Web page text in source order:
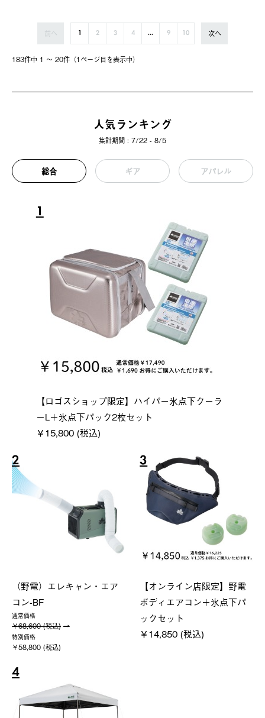
183件中 1 〜 20件（1ページ⽬を表⽰中）
前へ 1 2 3 4 ... 9 10 次へ
人気ランキング
集計期間 : 7/22 - 8/5
総合 ギア アパレル
1
【ロゴスショップ限定】ハイパー氷点下クーラ
ーL＋氷点下パック2枚セット
￥15,800 (税込)
2
（野電）エレキャン・エア
コン-BF
通常価格
￥68,600 (税込)
特別価格
￥58,800 (税込)
3
【オンライン店限定】野電
ボディエアコン＋氷点下パ
ックセット
￥14,850 (税込)
4